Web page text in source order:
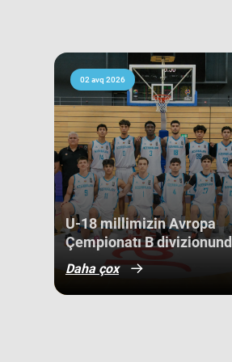
keçərək yarışın 5-cisi olub.
9-cu sırada bitirib. Millimiz
sıralamada düz 10 ölkəni
Niderland, İsveçrə, Kipr,
Kosovo kimi komandaları
gənc basketbolçularımız üçün
böyük uğurlar qazanmaq üçün
02 avq 2026
U-18 millimizin Avropa
Çempionatı B
oyunları yekunlaşıb.
Daha çox